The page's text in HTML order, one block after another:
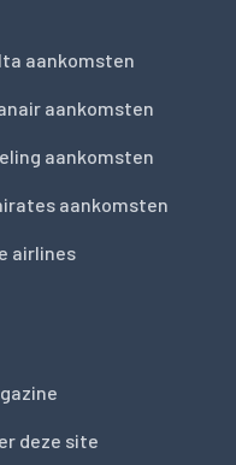
aankomsten
aankomsten
aankomsten
aankomsten
airlines
deze site